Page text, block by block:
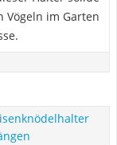
Vögeln im Garten